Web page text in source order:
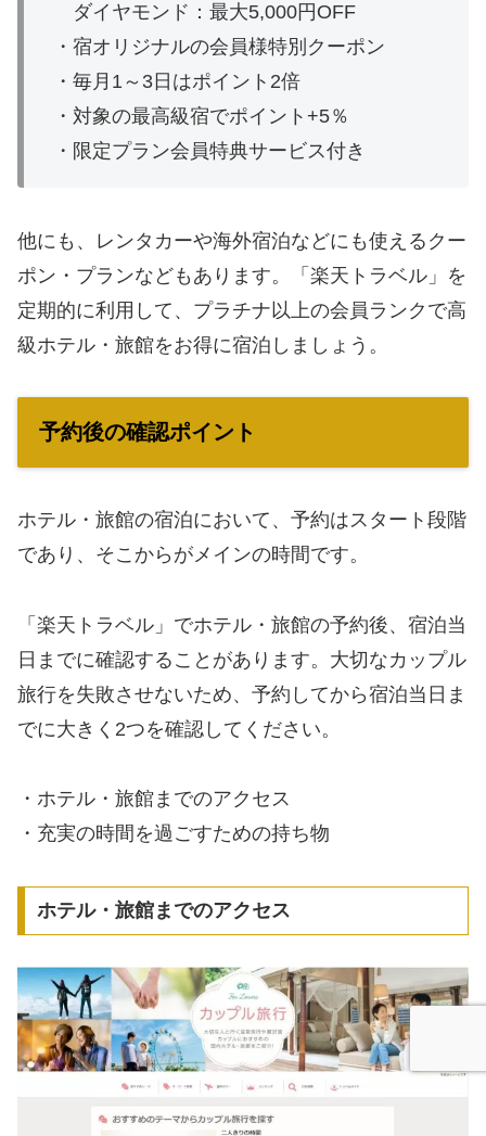
ダイヤモンド：最大5,000円OFF
・宿オリジナルの会員様特別クーポン
・毎月1～3日はポイント2倍
・対象の最高級宿でポイント+5％
・限定プラン会員特典サービス付き
他にも、レンタカーや海外宿泊などにも使えるクー
ポン・プランなどもあります。「楽天トラベル」を
定期的に利用して、プラチナ以上の会員ランクで高
級ホテル・旅館をお得に宿泊しましょう。
予約後の確認ポイント
ホテル・旅館の宿泊において、予約はスタート段階
であり、そこからがメインの時間です。
「楽天トラベル」でホテル・旅館の予約後、宿泊当
日までに確認することがあります。大切なカップル
旅行を失敗させないため、予約してから宿泊当日ま
でに大きく2つを確認してください。
・ホテル・旅館までのアクセス
・充実の時間を過ごすための持ち物
ホテル・旅館までのアクセス